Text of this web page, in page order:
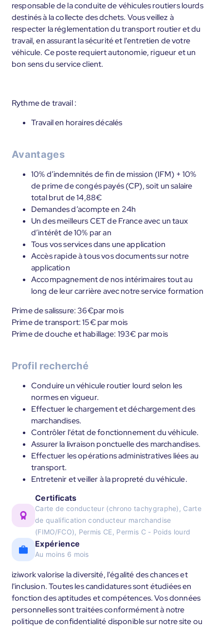
responsable de la conduite de véhicules routiers lourds
destinés à la collecte des dchets. Vous veillez à
respecter la réglementation du transport routier et du
travail, en assurant la sécurité et l'entretien de votre
véhicule. Ce poste requiert autonomie, rigueur et un
bon sens du service client.
Rythme de travail :
Travail en horaires décalés
Avantages
10% d’indemnités de fin de mission (IFM) + 10%
de prime de congés payés (CP), soit un salaire
total brut de 14,88€
Demandes d’acompte en 24h
Un des meilleurs CET de France avec un taux
d’intérêt de 10% par an
Tous vos services dans une application
Accès rapide à tous vos documents sur notre
application
Accompagnement de nos intérimaires tout au
long de leur carrière avec notre service formation
Prime de salissure: 36€par mois
Prime de transport: 15€ par mois
Prime de douche et habillage: 193€ par mois
Profil recherché
Conduire un véhicule routier lourd selon les
normes en vigueur.
Effectuer le chargement et déchargement des
marchandises.
Contrôler l'état de fonctionnement du véhicule.
Assurer la livraison ponctuelle des marchandises.
Effectuer les opérations administratives liées au
transport.
Entretenir et veiller à la propreté du véhicule.
Certificats
Carte de conducteur (chrono tachygraphe), Carte
de qualification conducteur marchandise
(FIMO/FCO), Permis CE, Permis C - Poids lourd
Expérience
Au moins 6 mois
iziwork valorise la diversité, l'égalité des chances et
l'inclusion. Toutes les candidatures sont étudiées en
fonction des aptitudes et compétences. Vos données
personnelles sont traitées conformément à notre
politique de confidentialité disponible sur notre site ou